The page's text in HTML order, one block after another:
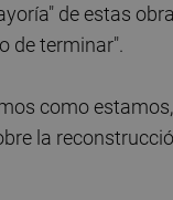
de estas
de terminar".
como
la